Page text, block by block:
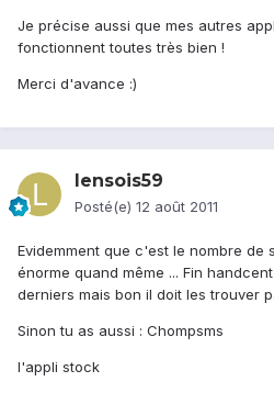
Je précise aussi que mes autres
fonctionnent toutes très bien !
Merci d'avance :)
lensois59
Posté(e) 12 août 2011
Evidemment que c'est le nombre de
énorme quand même ... Fin
derniers mais bon il doit les trouver
Sinon tu as aussi : Chompsms
l'appli stock